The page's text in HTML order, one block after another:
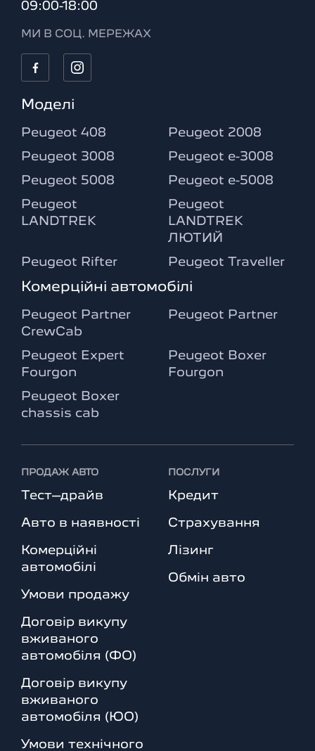
09:00-18:00
МИ В СОЦ. МЕРЕЖАХ
Моделі
Peugeot 408 Peugeot 2008
Peugeot 3008 Peugeot e-3008
Peugeot 5008 Peugeot e-5008
Peugeot
LANDTREK
Peugeot
LANDTREK
ЛЮТИЙ
Peugeot Rifter Peugeot Traveller
Комерційні автомобілі
Peugeot Partner
CrewCab
Peugeot Partner
Peugeot Expert
Fourgon
Peugeot Boxer
Fourgon
Peugeot Boxer
chassis cab
ПРОДАЖ АВТО
Тест–драйв
Авто в наявності
Комерційні
автомобілі
Умови продажу
Договір викупу
вживаного
автомобіля (ФО)
Договір викупу
вживаного
автомобіля (ЮО)
Умови технічного
ПОСЛУГИ
Кредит
Страхування
Лізинг
Обмін авто